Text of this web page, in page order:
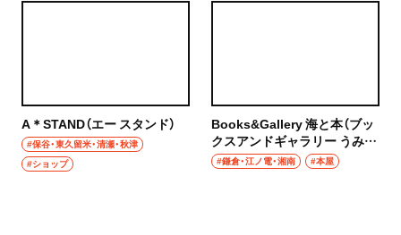
A＊STAND（エー スタンド）
#保谷・東久留米・清瀬・秋津
#ショップ
Books&Gallery 海と本（ブッ
クスアンドギャラリー うみと
ほん）
#鎌倉・江ノ電・湘南 #本屋